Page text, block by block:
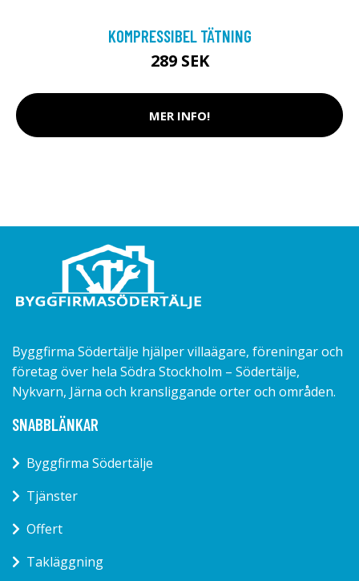
KOMPRESSIBEL TÄTNING
289 SEK
MER INFO!
Byggfirma Södertälje hjälper villaägare, föreningar och
företag över hela Södra Stockholm – Södertälje,
Nykvarn, Järna och kransliggande orter och områden.
SNABBLÄNKAR
Byggfirma Södertälje
Tjänster
Offert
Takläggning